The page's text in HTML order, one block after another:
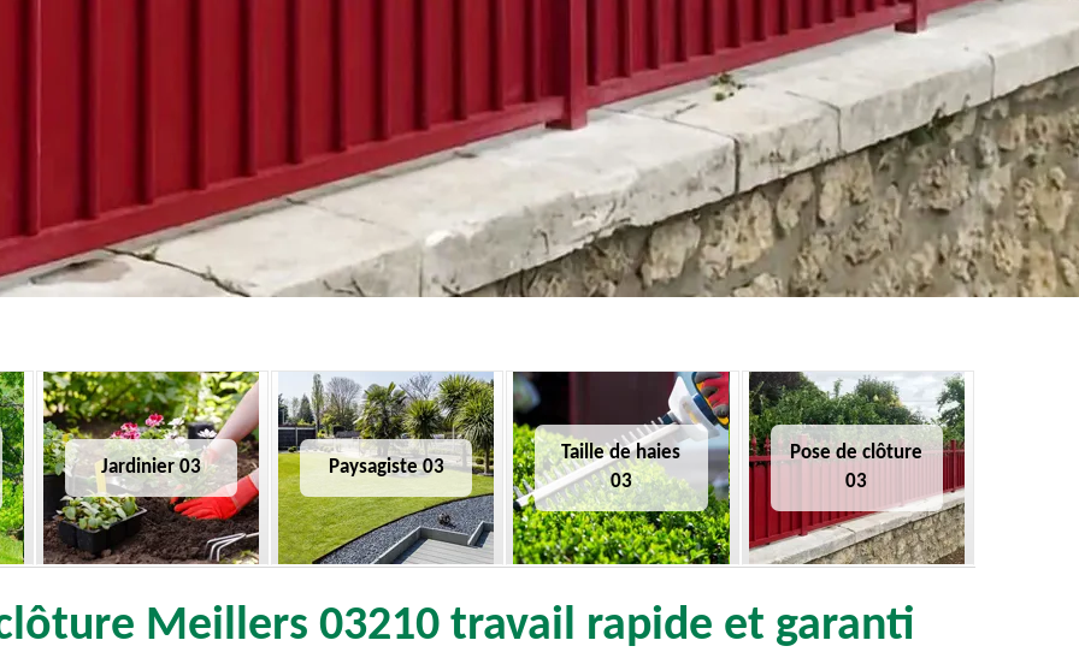
Jardinier 03 Paysagiste 03
Taille de haies
03
Pose de clôture
03
Meillers 03210 travail rapide et garanti